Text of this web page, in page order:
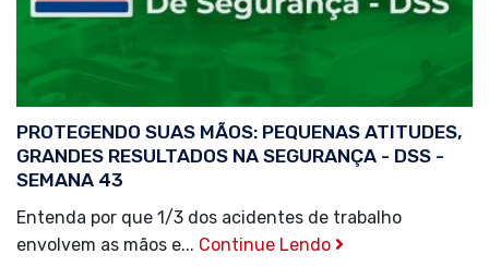
PROTEGENDO SUAS MÃOS: PEQUENAS ATITUDES,
GRANDES RESULTADOS NA SEGURANÇA - DSS -
SEMANA 43
Entenda por que 1/3 dos acidentes de trabalho
envolvem as mãos e... Continue Lendo